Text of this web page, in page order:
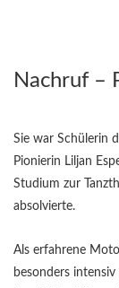
Nachruf –
Sie war Schülerin
Pionierin Liljan
Studium zur
absolvierte.
Als erfahrene
besonders